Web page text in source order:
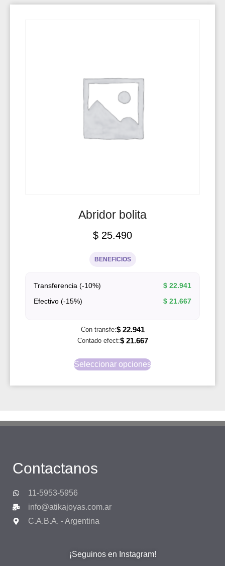
Abridor bolita
$ 25.490
BENEFICIOS
Transferencia (-10%) $ 22.941
Efectivo (-15%)
$ 21.667
Con transfe:$22.941
Contado efect:$21.667
Seleccionar opciones
Contactanos
11-5953-5956
info@atikajoyas.com.ar
C.A.B.A. - Argentina
¡Seguinos en Instagram!